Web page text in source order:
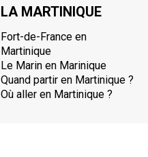
LA MARTINIQUE
Fort-de-France en
Martinique
Le Marin en Marinique
Quand partir en Martinique ?
Où aller en Martinique ?